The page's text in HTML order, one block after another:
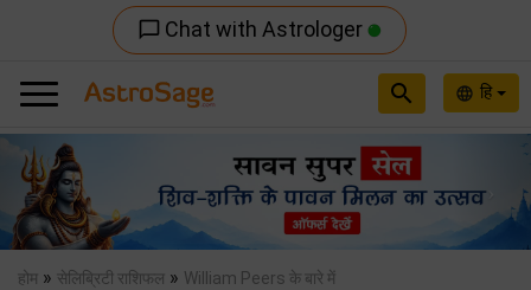
chat_bubble_outline Chat with Astrologer
language हि
search
Previous
होम » सेलिब्रिटी राशिफल » William Peers के बारे में